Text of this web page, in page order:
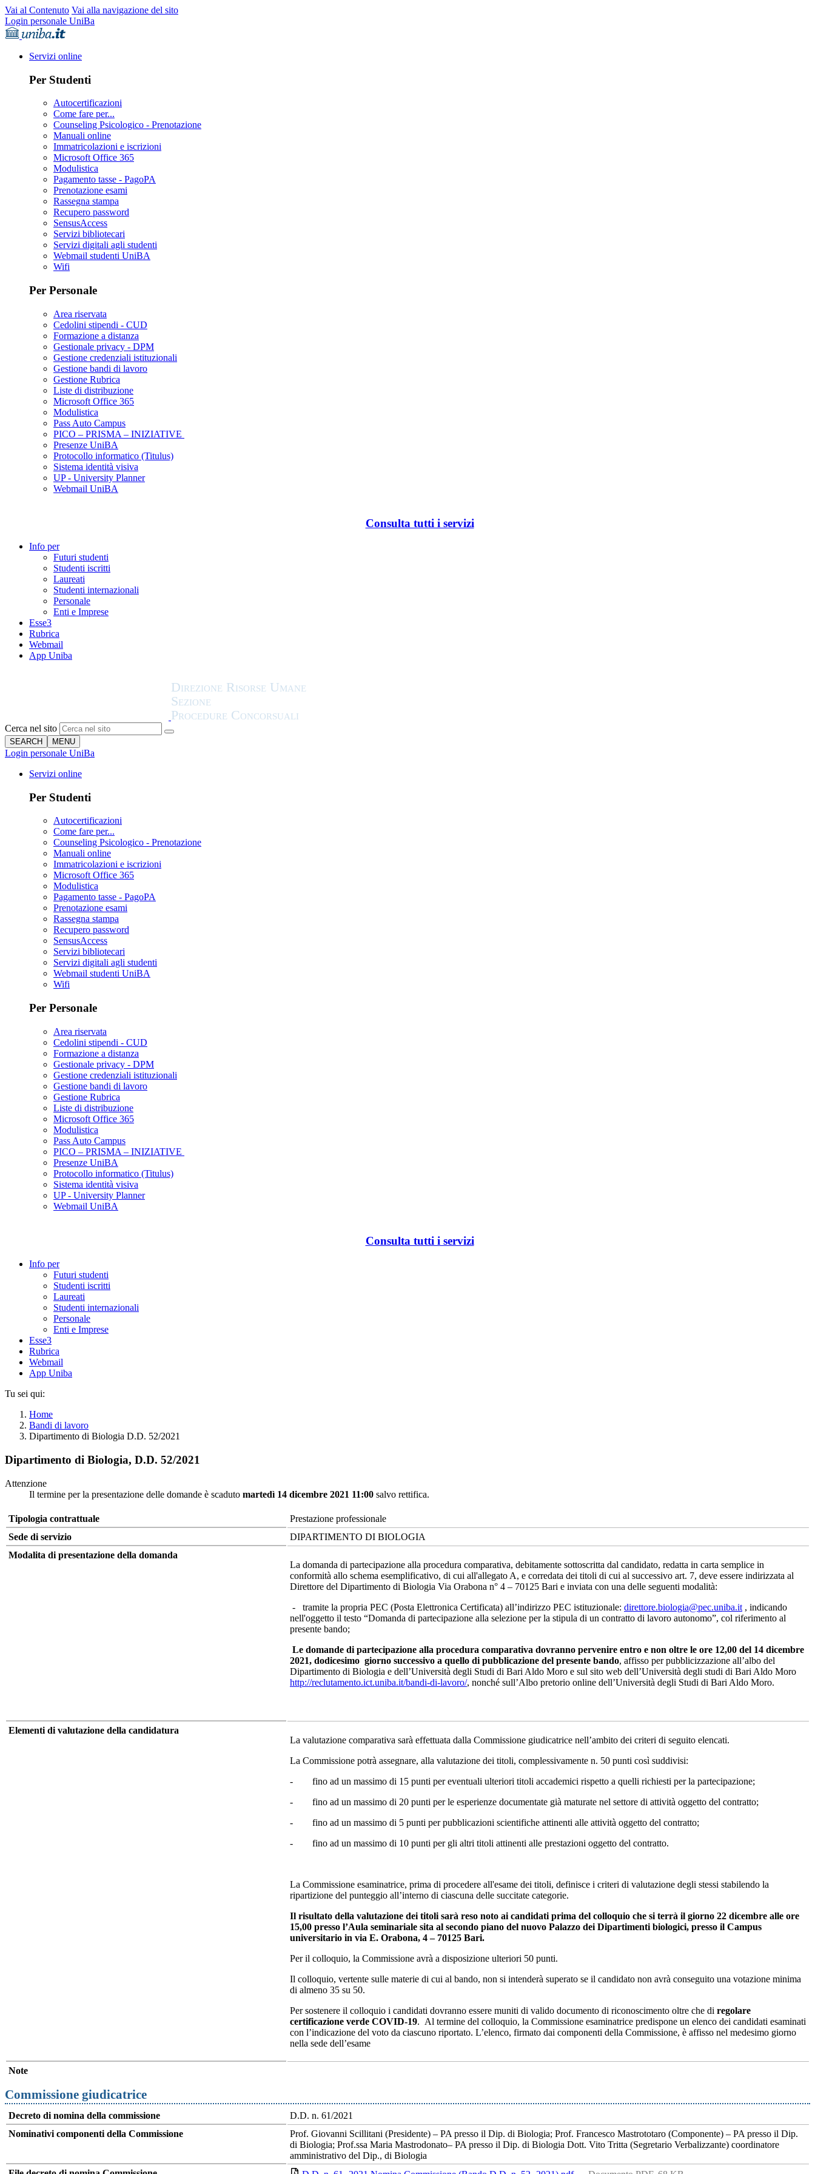
Vai al Contenuto Vai alla navigazione del sito
Login personale UniBa
Servizi online
Per Studenti
Autocertificazioni
Come fare per...
Counseling Psicologico - Prenotazione
Manuali online
Immatricolazioni e iscrizioni
Microsoft Office 365
Modulistica
Pagamento tasse - PagoPA
Prenotazione esami
Rassegna stampa
Recupero password
SensusAccess
Servizi bibliotecari
Servizi digitali agli studenti
Webmail studenti UniBA
Wifi
Per Personale
Area riservata
Cedolini stipendi - CUD
Formazione a distanza
Gestionale privacy - DPM
Gestione credenziali istituzionali
Gestione bandi di lavoro
Gestione Rubrica
Liste di distribuzione
Microsoft Office 365
Modulistica
Pass Auto Campus
PICO – PRISMA – INIZIATIVE
Presenze UniBA
Protocollo informatico (Titulus)
Sistema identità visiva
UP - University Planner
Webmail UniBA
Consulta tutti i servizi
Info per
Futuri studenti
Studenti iscritti
Laureati
Studenti internazionali
Personale
Enti e Imprese
Esse3
Rubrica
Webmail
App Uniba
Cerca nel sito
SEARCH MENU
Login personale UniBa
Servizi online
Per Studenti
Autocertificazioni
Come fare per...
Counseling Psicologico - Prenotazione
Manuali online
Immatricolazioni e iscrizioni
Microsoft Office 365
Modulistica
Pagamento tasse - PagoPA
Prenotazione esami
Rassegna stampa
Recupero password
SensusAccess
Servizi bibliotecari
Servizi digitali agli studenti
Webmail studenti UniBA
Wifi
Per Personale
Area riservata
Cedolini stipendi - CUD
Formazione a distanza
Gestionale privacy - DPM
Gestione credenziali istituzionali
Gestione bandi di lavoro
Gestione Rubrica
Liste di distribuzione
Microsoft Office 365
Modulistica
Pass Auto Campus
PICO – PRISMA – INIZIATIVE
Presenze UniBA
Protocollo informatico (Titulus)
Sistema identità visiva
UP - University Planner
Webmail UniBA
Consulta tutti i servizi
Info per
Futuri studenti
Studenti iscritti
Laureati
Studenti internazionali
Personale
Enti e Imprese
Esse3
Rubrica
Webmail
App Uniba
Tu sei qui:
Home
Bandi di lavoro
Dipartimento di Biologia D.D. 52/2021
Dipartimento di Biologia, D.D. 52/2021
Attenzione
Il termine per la presentazione delle domande è scaduto martedì 14 dicembre 2021 11:00 salvo rettifica.
Tipologia contrattuale
Prestazione professionale
Sede di servizio
DIPARTIMENTO DI BIOLOGIA
Modalita di presentazione della domanda
La domanda di partecipazione alla procedura comparativa, debitamente sottoscritta dal candidato, redatta in carta semplice in
conformità allo schema esemplificativo, di cui all'allegato A, e corredata dei titoli di cui al successivo art. 7, deve essere indirizzata al
Direttore del Dipartimento di Biologia Via Orabona n° 4 – 70125 Bari e inviata con una delle seguenti modalità:
- tramite la propria PEC (Posta Elettronica Certificata) all’indirizzo PEC istituzionale: direttore.biologia@pec.uniba.it , indicando
nell'oggetto il testo “Domanda di partecipazione alla selezione per la stipula di un contratto di lavoro autonomo”, col riferimento al
presente bando;
Le domande di partecipazione alla procedura comparativa dovranno pervenire entro e non oltre le ore 12,00 del 14 dicembre
2021, dodicesimo giorno successivo a quello di pubblicazione del presente bando, affisso per pubblicizzazione all’albo del
Dipartimento di Biologia e dell’Università degli Studi di Bari Aldo Moro e sul sito web dell’Università degli studi di Bari Aldo Moro
http://reclutamento.ict.uniba.it/bandi-di-lavoro/, nonché sull’Albo pretorio online dell’Università degli Studi di Bari Aldo Moro.
Elementi di valutazione della candidatura
La valutazione comparativa sarà effettuata dalla Commissione giudicatrice nell’ambito dei criteri di seguito elencati.
La Commissione potrà assegnare, alla valutazione dei titoli, complessivamente n. 50 punti così suddivisi:
- fino ad un massimo di 15 punti per eventuali ulteriori titoli accademici rispetto a quelli richiesti per la partecipazione;
- fino ad un massimo di 20 punti per le esperienze documentate già maturate nel settore di attività oggetto del contratto;
- fino ad un massimo di 5 punti per pubblicazioni scientifiche attinenti alle attività oggetto del contratto;
- fino ad un massimo di 10 punti per gli altri titoli attinenti alle prestazioni oggetto del contratto.
La Commissione esaminatrice, prima di procedere all'esame dei titoli, definisce i criteri di valutazione degli stessi stabilendo la
ripartizione del punteggio all’interno di ciascuna delle succitate categorie.
Il risultato della valutazione dei titoli sarà reso noto ai candidati prima del colloquio che si terrà il giorno 22 dicembre alle ore
15,00 presso l’Aula seminariale sita al secondo piano del nuovo Palazzo dei Dipartimenti biologici, presso il Campus
universitario in via E. Orabona, 4 – 70125 Bari.
Per il colloquio, la Commissione avrà a disposizione ulteriori 50 punti.
Il colloquio, vertente sulle materie di cui al bando, non si intenderà superato se il candidato non avrà conseguito una votazione minima
di almeno 35 su 50.
Per sostenere il colloquio i candidati dovranno essere muniti di valido documento di riconoscimento oltre che di regolare
certificazione verde COVID-19. Al termine del colloquio, la Commissione esaminatrice predispone un elenco dei candidati esaminati
con l’indicazione del voto da ciascuno riportato. L’elenco, firmato dai componenti della Commissione, è affisso nel medesimo giorno
nella sede dell’esame
Note
Commissione giudicatrice
Decreto di nomina della commissione
D.D. n. 61/2021
Nominativi componenti della Commissione
Prof. Giovanni Scillitani (Presidente) – PA presso il Dip. di Biologia; Prof. Francesco Mastrototaro (Componente) – PA presso il Dip.
di Biologia; Prof.ssa Maria Mastrodonato– PA presso il Dip. di Biologia Dott. Vito Tritta (Segretario Verbalizzante) coordinatore
amministrativo del Dip., di Biologia